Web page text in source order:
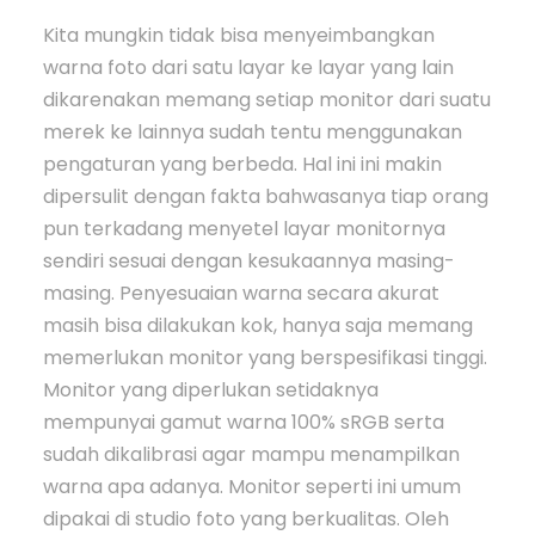
Kita mungkin tidak bisa menyeimbangkan
warna foto dari satu layar ke layar yang lain
dikarenakan memang setiap monitor dari suatu
merek ke lainnya sudah tentu menggunakan
pengaturan yang berbeda. Hal ini ini makin
dipersulit dengan fakta bahwasanya tiap orang
pun terkadang menyetel layar monitornya
sendiri sesuai dengan kesukaannya masing-
masing. Penyesuaian warna secara akurat
masih bisa dilakukan kok, hanya saja memang
memerlukan monitor yang berspesifikasi tinggi.
Monitor yang diperlukan setidaknya
mempunyai gamut warna 100% sRGB serta
sudah dikalibrasi agar mampu menampilkan
warna apa adanya. Monitor seperti ini umum
dipakai di studio foto yang berkualitas. Oleh